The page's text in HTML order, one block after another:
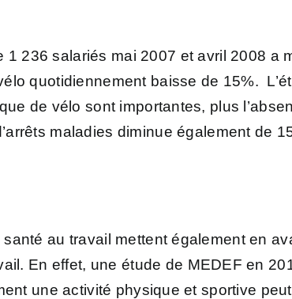
236 salariés mai 2007 et avril 2008 a
quotidiennement baisse de 15%.
de vélo sont importantes, plus
maladies diminue également de
au travail mettent également en
En effet, une étude de MEDEF en
une activité physique et sportive